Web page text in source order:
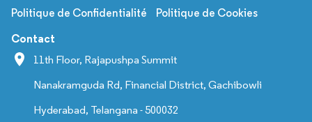
Politique de Confidentialité Politique de Cookies
Contact
11th Floor, Rajapushpa Summit
Nanakramguda Rd, Financial District, Gachibowli
Hyderabad, Telangana - 500032